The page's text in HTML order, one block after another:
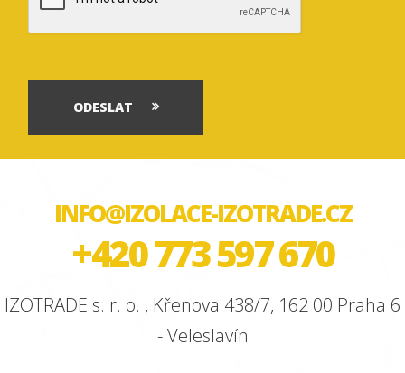
ODESLAT
INFO@IZOLACE-IZOTRADE.CZ
+420 773 597 670
IZOTRADE s. r. o. , Křenova 438/7, 162 00 Praha 6
- Veleslavín